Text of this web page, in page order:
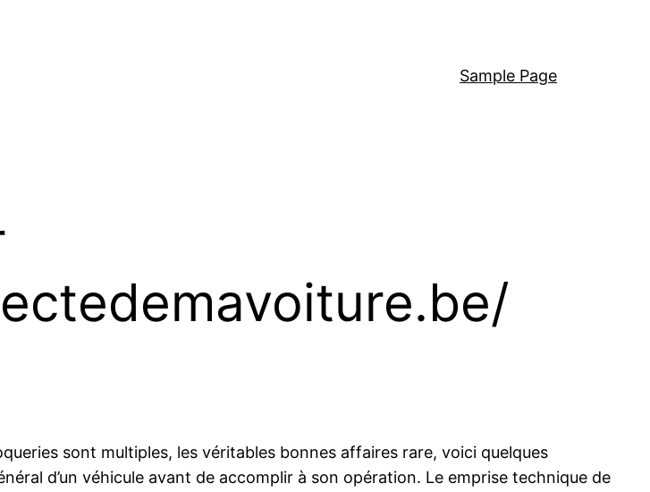
Sample Page
sont multiples, les véritables bonnes affaires rare, voici quelques
d’un véhicule avant de accomplir à son opération. Le emprise technique de